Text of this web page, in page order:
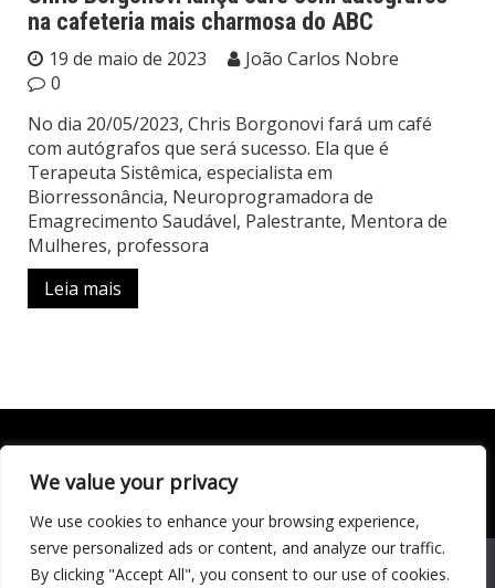
We value your privacy
We use cookies to enhance your browsing experience,
serve personalized ads or content, and analyze our traffic.
By clicking "Accept All", you consent to our use of cookies.
na cafeteria mais charmosa do ABC
19 de maio de 2023
João Carlos Nobre
0
No dia 20/05/2023, Chris Borgonovi fará um café
com autógrafos que será sucesso. Ela que é
Terapeuta Sistêmica, especialista em
Biorressonância, Neuroprogramadora de
Emagrecimento Saudável, Palestrante, Mentora de
Mulheres, professora
Leia mais
Todo conteúdo publicado neste portal, incluindo textos,
responsabilidade do autor. © 2020 - 2024 Todos os direitos
reservados ao site Matéria Livre Royale News by
ThemebeezWe use cookies to ensure that we give you the best